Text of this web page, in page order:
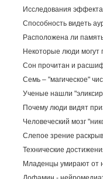
Исследования
Способность видеть
Расположена ли
Некоторые люди
Сон прочитан и
Семь – "магическое"
Ученые нашли
Почему люди видят
Человеческий мозг
Слепое зрение
Технические
Младенцы умирают от